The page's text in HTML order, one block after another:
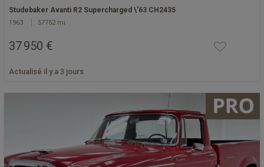
Studebaker Avanti R2 Supercharged \'63 CH2435
1963 57752 mi
37 950 €
Actualisé il y a 3 jours